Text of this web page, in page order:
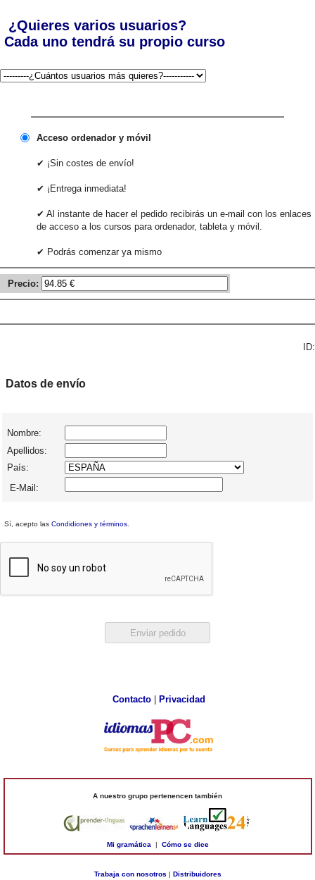
¿Quieres varios usuarios?
Cada uno tendrá su propio curso
Acceso ordenador y móvil
✔ ¡Sin costes de envío!
✔ ¡Entrega inmediata!
✔ Al instante de hacer el pedido recibirás un e-mail con los enlaces
de acceso a los cursos para ordenador, tableta y móvil.
✔ Podrás comenzar ya mismo
Precio:
ID:
Datos de envío
Nombre:
Apellidos:
País:
E-Mail:
Sí, acepto las Condidiones y términos
Contacto| Privacidad
A nuestro grupo pertenencen también
Mi gramática | Cómo se dice
Trabaja con nosotros | Distribuidores